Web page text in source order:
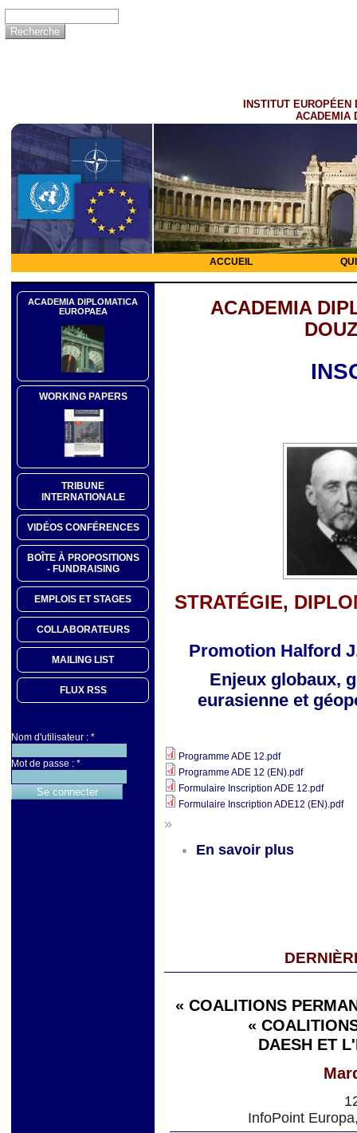
INSTITUT EUROPÉEN
ACADEMIA
ACCUEIL
ACADEMIA DIPLOMATICA
EUROPAEA
WORKING PAPERS
TRIBUNE
INTERNATIONALE
VIDÉOS CONFÉRENCES
BOÎTE À PROPOSITIONS
- FUNDRAISING
EMPLOIS ET STAGES
COLLABORATEURS
MAILING LIST
FLUX RSS
Nom d'utilisateur : *
Mot de passe : *
ACADEMIA
STRATÉGIE,
Promotion Halford
Enjeux globaux,
eurasienneet
Programme ADE 12.pdf
Programme ADE 12 (EN).pdf
Formulaire Inscription ADE 12.pdf
Formulaire Inscription ADE12 (EN).pdf
»
En savoir plus
« COALITIONS
«
DAESH ET
InfoPoint